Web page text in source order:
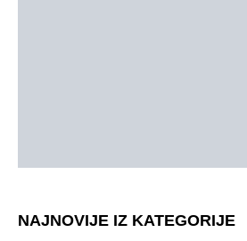
NAJNOVIJE IZ KATEGORIJE